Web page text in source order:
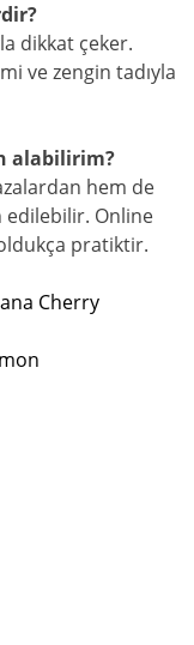
dikkat çeker.
ve zengin tadıyla
alabilirim?
hem de
Online
pratiktir.
Cherry